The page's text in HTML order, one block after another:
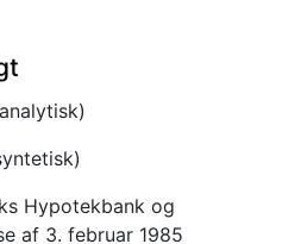
Hypotekbank og
af 3. februar 1985